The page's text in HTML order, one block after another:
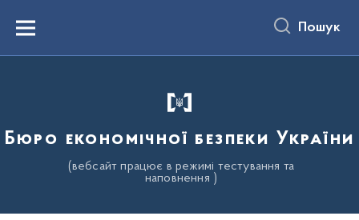
вмістуMenu Пошук
Бюро економічної безпеки України
(вебсайт працює в режимі тестування та
наповнення )